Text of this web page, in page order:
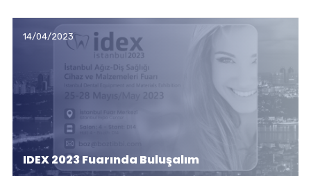
14/04/2023
IDEX 2023 Fuarında Buluşalım